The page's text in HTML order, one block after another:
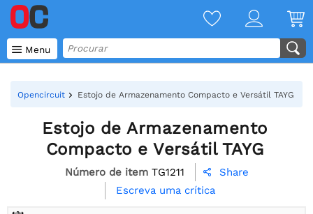
 Menu
Opencircuit Estojo de Armazenamento Compacto e Versátil TAYG
Estojo de Armazenamento
Compacto e Versátil TAYG
Número de item TG1211 
Share
Escreva uma crítica